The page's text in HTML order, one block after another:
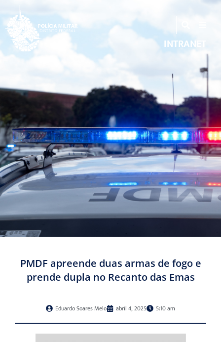
INTRANET
PMDF apreende duas armas de fogo e
prende dupla no Recanto das Emas
Eduardo Soares Melo abril 4, 2025 5:10 am